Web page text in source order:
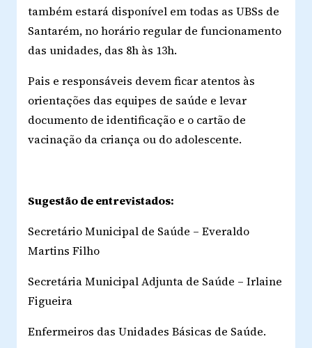
também estará disponível em todas as UBSs de
Santarém, no horário regular de funcionamento
das unidades, das 8h às 13h.
Pais e responsáveis devem ficar atentos às
orientações das equipes de saúde e levar
documento de identificação e o cartão de
vacinação da criança ou do adolescente.
Sugestão de entrevistados:
Secretário Municipal de Saúde – Everaldo
Martins Filho
Secretária Municipal Adjunta de Saúde – Irlaine
Figueira
Enfermeiros das Unidades Básicas de Saúde.